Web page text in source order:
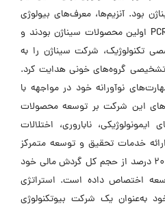
بود. آنزیم‌ها، معرف‌های بیولوژی
مولکولی و کیت‌های تشخیصی PCR اولین محصولات سیناژن بودند و
تکنولوژیک، شرکت سیناژن را به
تشخیصی گروه‌های خونی هدایت کرد.
نوآورانه خود در مواجهه با
این شرکت بر توسعه محصولات
ناباروری، اختلالات
خدمات تحقیق و توسعه متمرکز
است. این شرکت در حال حاضر 20 درصد از حجم کل گردش مالی خود
اختصاص داده است. استراتژی
به‌عنوان یک شرکت بیوتکنولوژی